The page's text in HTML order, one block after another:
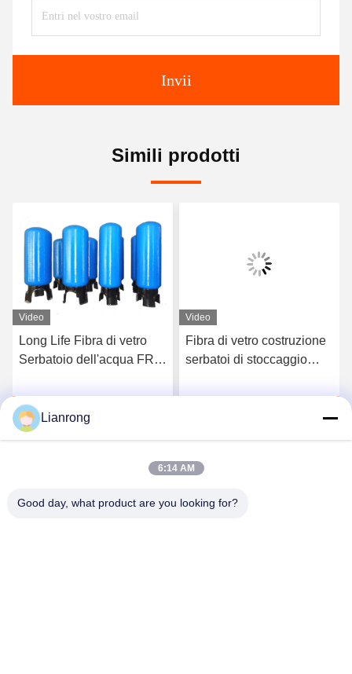
Invii
Simili prodotti
Video
Long Life Fibra di vetro
Serbatoio dell'acqua FRP
personalizzato Alta
resistenzaOra Chiacchieri
Video
Fibra di vetro costruzione
serbatoi di stoccaggio
pressione protezione UV
Lianrong
6:14 AM
Good day, what product are you looking for?